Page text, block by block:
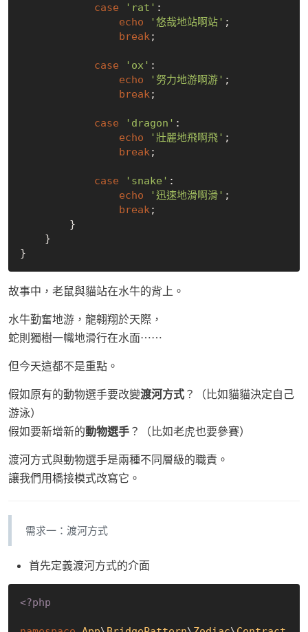
case
'rat' :
echo
'悠哉地站啊站' ;
break;
case 'ox' :
echo
'努力地游啊游' ;
break;
case 'dragon' :
echo
'壯麗地飛啊飛' ;
break;
case 'snake' :
echo
'迅速地滑啊滑' ;
break;
故事中，老鼠與貓站在水牛的背上。
水牛勤奮地游，龍翱翔於天際，
蛇則獨樹一幟地滑行在水面⋯⋯
但今天這都不是重點。
假如原有的動物選手要改變渡河方式 ？（比如貓貓決定自己
游泳）
假如要新增新的動物選手 ？（比如老虎也要參賽）
渡河方式與動物選手是兩種不同層級的職責。
讓我們用橋接模式改寫它。
需求一：渡河方式
首先定義渡河方式的介面
<?php